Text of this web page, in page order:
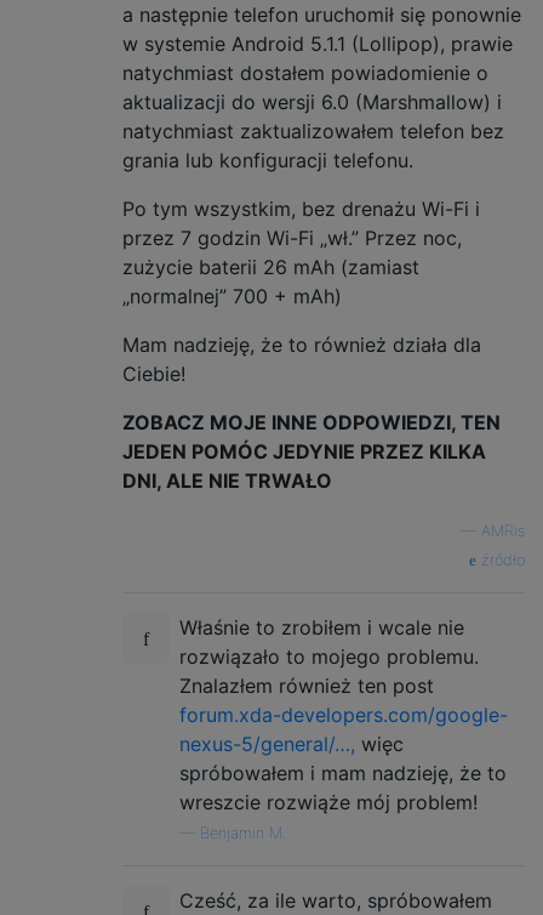
a następnie telefon uruchomił się ponownie
w systemie Android 5.1.1 (Lollipop), prawie
natychmiast dostałem powiadomienie o
aktualizacji do wersji 6.0 (Marshmallow) i
natychmiast zaktualizowałem telefon bez
grania lub konfiguracji telefonu.
Po tym wszystkim, bez drenażu Wi-Fi i
przez 7 godzin Wi-Fi „wł.” Przez noc,
zużycie baterii 26 mAh (zamiast
„normalnej” 700 + mAh)
Mam nadzieję, że to również działa dla
Ciebie!
ZOBACZ MOJE INNE ODPOWIEDZI, TEN
JEDEN POMÓC JEDYNIE PRZEZ KILKA
DNI, ALE NIE TRWAŁO
AMRis
źródło
Właśnie to zrobiłem i wcale nie
rozwiązało to mojego problemu.
Znalazłem również ten post
forum.xda-developers.com/google-
nexus-5/general/…, więc
spróbowałem i mam nadzieję, że to
wreszcie rozwiąże mój problem!
Benjamin M.
Cześć, za ile warto, spróbowałem